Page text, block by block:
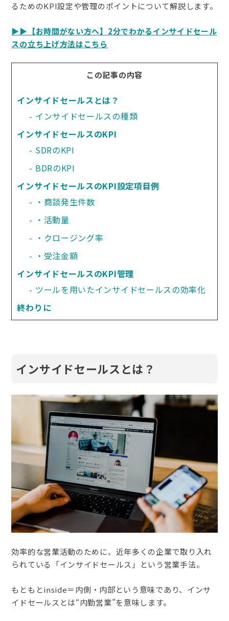
るためのKPI設定や管理のポイントについて解説します。
▶︎▶︎【お時間がない方へ】2分でわかるインサイドセール
スの立ち上げ方法はこちら
この記事の内容
インサイドセールスとは？
インサイドセールスの種類
インサイドセールスのKPI
SDRのKPI
BDRのKPI
インサイドセールスのKPI設定項目例
・商談発生件数
・活動量
・クロージング率
・受注金額
インサイドセールスのKPI管理
ツールを用いたインサイドセールスの効率化
終わりに
インサイドセールスとは？
効率的な営業活動のために、近年多くの企業で取り入れ
られている「インサイドセールス」という営業手法。
もともとinside＝内側・内部という意味であり、インサ
イドセールスとは“内勤営業”を意味します。